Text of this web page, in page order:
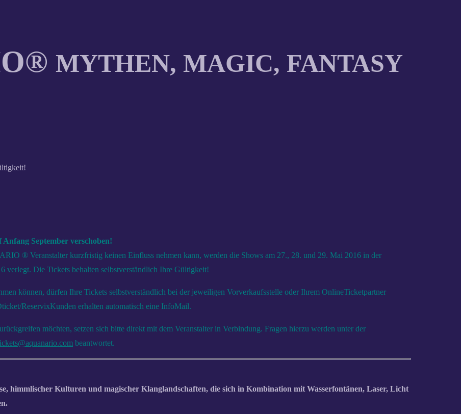
MYTHEN, MAGIC, FANTASY
September verschoben!
® Veranstalter kurzfristig keinen Einfluss nehmen kann, werden die Shows am 27., 28. und 29. Mai 2016 in der
verlegt. Die Tickets behalten selbstverständlich Ihre Gültigkeit!
können, dürfen Ihre Tickets selbstverständlich bei der jeweiligen Vorverkaufsstelle oder Ihrem OnlineTicketpartner
ReservixKunden erhalten automatisch eine InfoMail.
möchten, setzen sich bitte direkt mit dem Veranstalter in Verbindung. Fragen hierzu werden unter der
beantwortet.
himmlischer Kulturen und magischer Klanglandschaften, die sich in Kombination mit Wasserfontänen, Laser, Licht